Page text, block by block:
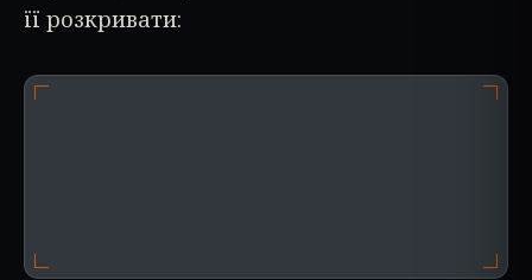
її розкривати: